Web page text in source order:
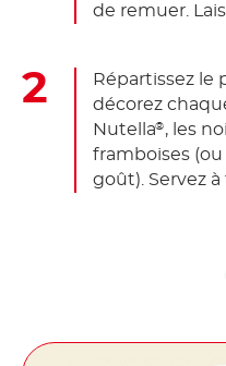
de remuer.
Répartissez le
décorez
Nutella® , les
framboises
goût). Servez